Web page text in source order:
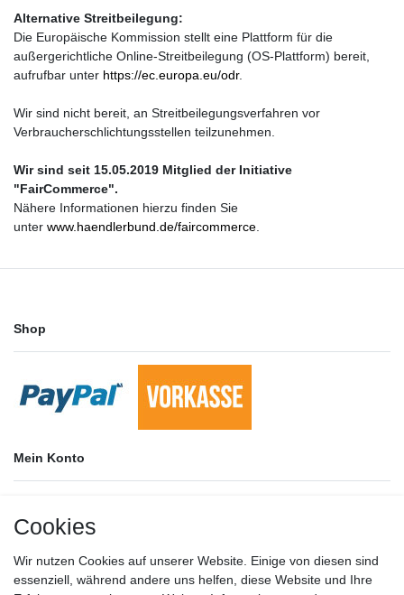
Alternative Streitbeilegung:
Die Europäische Kommission stellt eine Plattform für die
außergerichtliche Online-Streitbeilegung (OS-Plattform) bereit,
aufrufbar unter https://ec.europa.eu/odr.
Wir sind nicht bereit, an Streitbeilegungsverfahren vor
Verbraucherschlichtungsstellen teilzunehmen.
Wir sind seit 15.05.2019 Mitglied der Initiative
"FairCommerce".
Nähere Informationen hierzu finden Sie
unter www.haendlerbund.de/faircommerce
Shop
Mein Konto
Bezahlen
Impressum
Daten­schutz­erklärung
Cookies
Wir nutzen Cookies auf unserer Website. Einige von diesen sind
essenziell, während andere uns helfen, diese Website und Ihre